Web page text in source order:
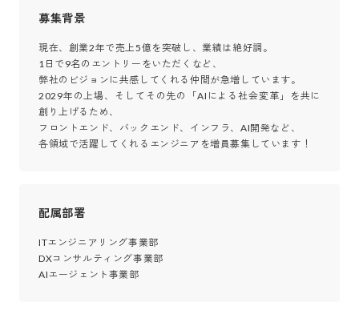
募集背景
現在、創業2年で売上5億を突破し、業績は絶好調。
1日で9名のエントリーをいただくなど、
弊社のビジョンに共感してくれる仲間が急増しています。
2029年の上場、そしてその先の「AIによる社会変革」を共に
創り上げるため、
フロントエンド、バックエンド、インフラ、AI開発など、
各領域で活躍してくれるエンジニアを増員募集しています！
配属部署
ITエンジニアリング事業部
DXコンサルティング事業部
AIエージェント事業部